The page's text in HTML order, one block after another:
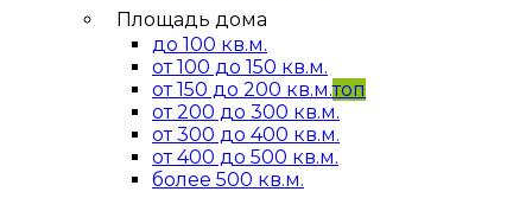
Площадь дома
до 100 кв.м.
от 100 до 150 кв.м.
от 150 до 200 кв.м.топ
от 200 до 300 кв.м.
от 300 до 400 кв.м.
от 400 до 500 кв.м.
более 500 кв.м.